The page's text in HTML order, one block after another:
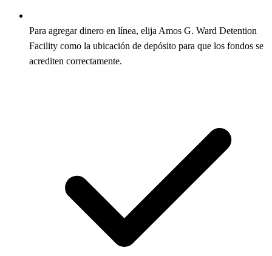
Para agregar dinero en línea, elija Amos G. Ward Detention
Facility como la ubicación de depósito para que los fondos se
acrediten correctamente.